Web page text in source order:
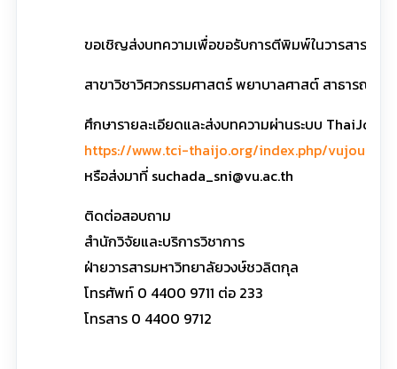
ขอเชิญส่งบทความเพื่อขอรับการตีพิมพ์ในวารสารมห
สาขาวิชาวิศวกรรมศาสตร์ พยาบาลศาสต์ สาธารณสุ
ศึกษารายละเอียดและส่งบทความผ่านระบบ ThaiJo ได้
https://www.tci-thaijo.org/index.php/
หรือส่งมาที่ suchada_sni@vu.ac.th
ติดต่อสอบถาม
สำนักวิจัยและบริการวิชาการ
ฝ่ายวารสารมหาวิทยาลัยวงษ์ชวลิตกุล
โทรศัพท์ 0 4400 9711 ต่อ 233
โทรสาร 0 4400 9712